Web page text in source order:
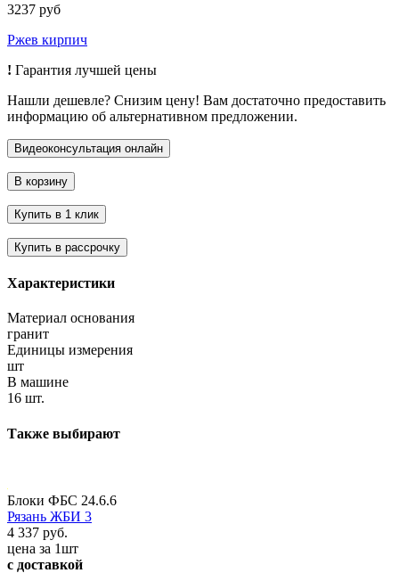
3237 руб
Ржев кирпич
! Гарантия лучшей цены
Нашли дешевле? Снизим цену! Вам достаточно предоставить
информацию об альтернативном предложении.
Характеристики
Материал основания
гранит
Единицы измерения
шт
В машине
16 шт.
Также выбирают
Блоки ФБС 24.6.6
Рязань ЖБИ 3
4 337 руб.
цена за 1шт
с доставкой